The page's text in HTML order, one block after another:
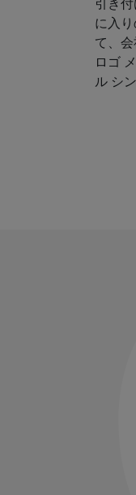
引き
に入
て、
ロゴ
ル シ